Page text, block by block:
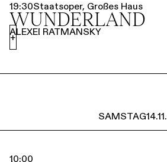
19:30Staatsoper, Großes Haus
WUNDERLAND
ALEXEI RATMANSKY
+
SAMSTAG14.11.
10:00